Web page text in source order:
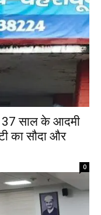
37 साल के आदमी
का सौदा और
0